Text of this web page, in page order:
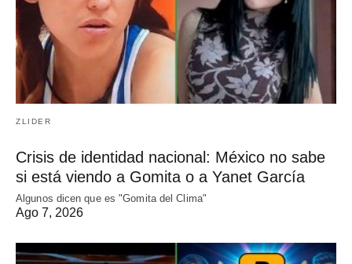
ZLIDER
Crisis de identidad nacional: México no sabe
si está viendo a Gomita o a Yanet García
Algunos dicen que es "Gomita del Clima"
Ago 7, 2026